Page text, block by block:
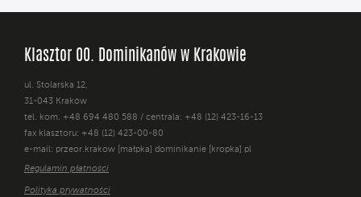
Klasztor OO. Dominikanów w Krakowie
ul. Stolarska 12,
31-043 Kraków
tel. kom. +48 694 480 588 / centrala: +48 (12) 423-16-13
fax klasztoru: +48 (12) 423-00-80
e-mail: przeor.krakow [małpka] dominikanie [kropka] pl
Regulamin płatności
Polityka prywatności